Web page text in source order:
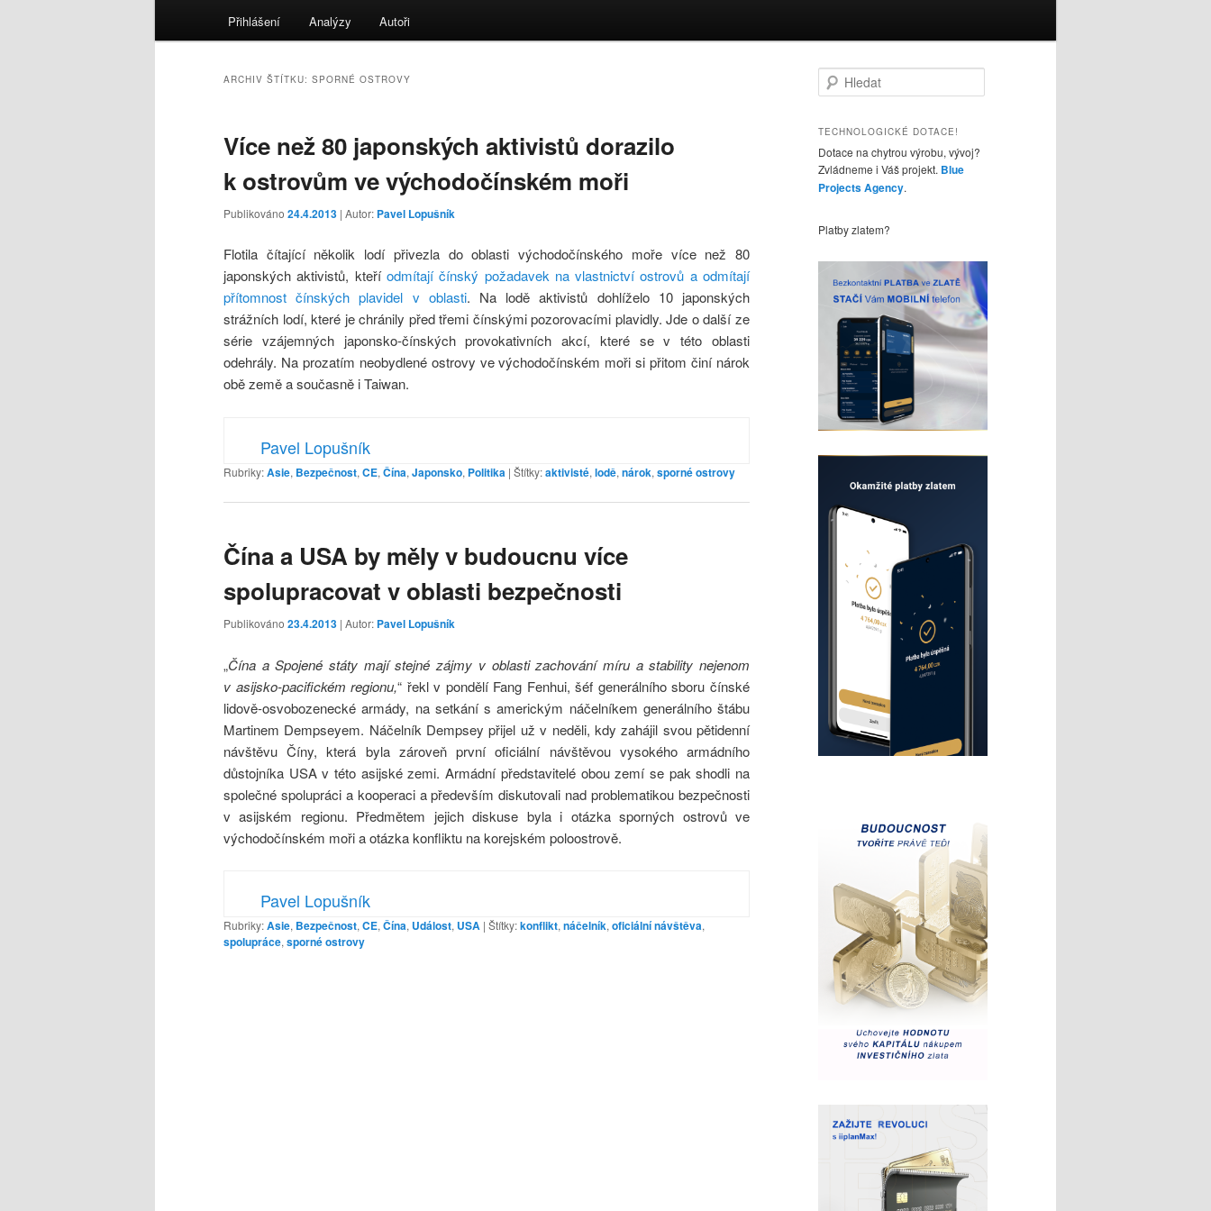
Přihlášení Analýzy Autoři
ARCHIV ŠTÍTKU: SPORNÉ OSTROVY
Více než 80 japonských aktivistů dorazilo
k ostrovům ve východočínském moři
Publikováno 24.4.2013 | Autor: Pavel Lopušník
Flotila čítající několik lodí přivezla do oblasti východočínského moře více než 80
japonských aktivistů, kteří odmítají čínský požadavek na vlastnictví ostrovů a odmítají
přítomnost čínských plavidel v oblasti. Na lodě aktivistů dohlíželo 10 japonských
strážních lodí, které je chránily před třemi čínskými pozorovacími plavidly. Jde o další ze
série vzájemných japonsko-čínských provokativních akcí, které se v této oblasti
odehrály. Na prozatím neobydlené ostrovy ve východočínském moři si přitom činí nárok
obě země a současně i Taiwan.
Pavel Lopušník
Rubriky:Asie, Bezpečnost, CE, Čína, Japonsko, Politika | Štítky:aktivisté, lodě, nárok, sporné ostrovy
Čína a USA by měly v budoucnu více
spolupracovat v oblasti bezpečnosti
Publikováno 23.4.2013 | Autor: Pavel Lopušník
„Čína a Spojené státy mají stejné zájmy v oblasti zachování míru a stability nejenom
v asijsko-pacifickém regionu,“ řekl v pondělí Fang Fenhui, šéf generálního sboru čínské
lidově-osvobozenecké armády, na setkání s americkým náčelníkem generálního štábu
Martinem Dempseyem. Náčelník Dempsey přijel už v neděli, kdy zahájil svou pětidenní
návštěvu Číny, která byla zároveň první oficiální návštěvou vysokého armádního
důstojníka USA v této asijské zemi. Armádní představitelé obou zemí se pak shodli na
společné spolupráci a kooperaci a především diskutovali nad problematikou bezpečnosti
v asijském regionu. Předmětem jejich diskuse byla i otázka sporných ostrovů ve
východočínském moři a otázka konfliktu na korejském poloostrově.
Pavel Lopušník
Rubriky:Asie, Bezpečnost, CE, Čína, Událost, USA | Štítky:konflikt, náčelník, oficiální návštěva,
spolupráce, sporné ostrovy
l
d
t
TECHNOLOGICKÉ DOTACE!
Dotace na chytrou výrobu, vývoj?
Zvládneme i Váš projekt. Blue
Projects Agency.
Platby zlatem?